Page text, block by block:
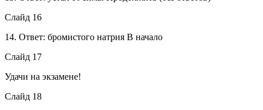
Слайд 16
14. Ответ: бромистого натрия В начало
Слайд 17
Удачи на экзамене!
Слайд 18